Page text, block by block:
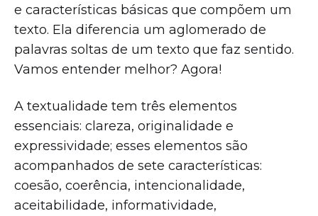
e características básicas que compõem um
texto. Ela diferencia um aglomerado de
palavras soltas de um texto que faz sentido.
Vamos entender melhor? Agora!
A textualidade tem três elementos
essenciais: clareza, originalidade e
expressividade; esses elementos são
acompanhados de sete características:
coesão, coerência, intencionalidade,
aceitabilidade, informatividade,